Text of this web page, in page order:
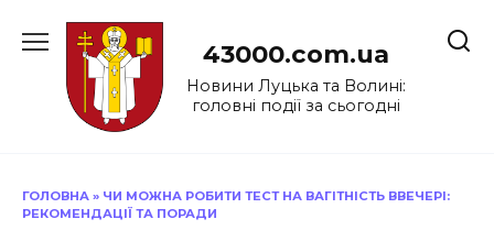
до
43000.com.ua
Новини Луцька та Волині:
головні події за сьогодні
ГОЛОВНА » ЧИ МОЖНА РОБИТИ ТЕСТ НА ВАГІТНІСТЬ ВВЕЧЕРІ:
РЕКОМЕНДАЦІЇ ТА ПОРАДИ